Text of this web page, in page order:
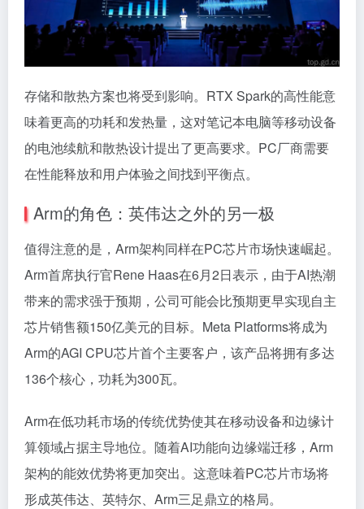
存储和散热方案也将受到影响。RTX Spark的高性能意
味着更高的功耗和发热量，这对笔记本电脑等移动设备
的电池续航和散热设计提出了更高要求。PC厂商需要
在性能释放和用户体验之间找到平衡点。
Arm的角色：英伟达之外的另一极
值得注意的是，Arm架构同样在PC芯片市场快速崛起。
Arm首席执行官Rene Haas在6月2日表示，由于AI热潮
带来的需求强于预期，公司可能会比预期更早实现自主
芯片销售额150亿美元的目标。Meta Platforms将成为
Arm的AGI CPU芯片首个主要客户，该产品将拥有多达
136个核心，功耗为300瓦。
Arm在低功耗市场的传统优势使其在移动设备和边缘计
算领域占据主导地位。随着AI功能向边缘端迁移，Arm
架构的能效优势将更加突出。这意味着PC芯片市场将
形成英伟达、英特尔、Arm三足鼎立的格局。